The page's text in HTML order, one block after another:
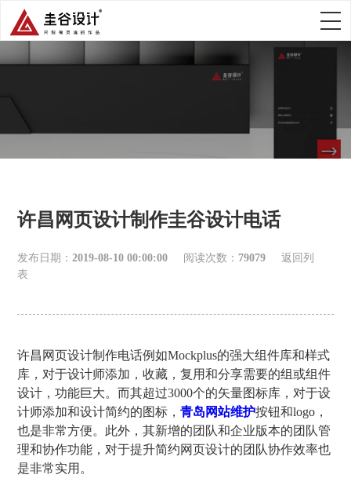
许昌网页设计制作圭谷设计电话
发布日期：2019-08-10 00:00:00 阅读次数： 79079
返回列
表
许昌网页设计制作电话例如Mockplus的强大组件库和样式
库，对于设计师添加，收藏，复用和分享需要的组或组件
设计，功能巨大。而其超过3000个的矢量图标库，对于设
计师添加和设计简约的图标，青岛网站维护按钮和logo，
也是非常方便。此外，其新增的团队和企业版本的团队管
理和协作功能，对于提升简约网页设计的团队协作效率也
是非常实用。